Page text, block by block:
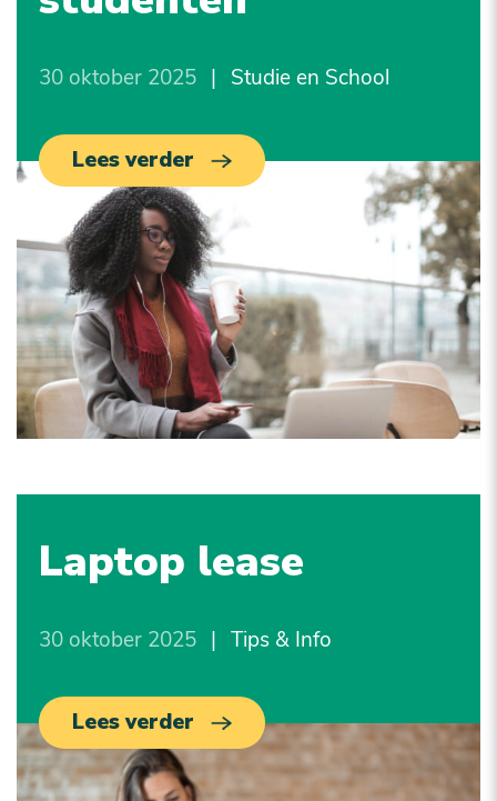
30 oktober 2025 | Studie en School
Lees verder
Laptop lease
30 oktober 2025 | Tips & Info
Lees verder